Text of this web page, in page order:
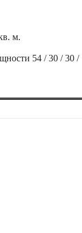
м.
54 / 30 / 30 /